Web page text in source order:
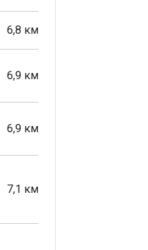
6,8 км
6,9 км
6,9 км
7,1 км